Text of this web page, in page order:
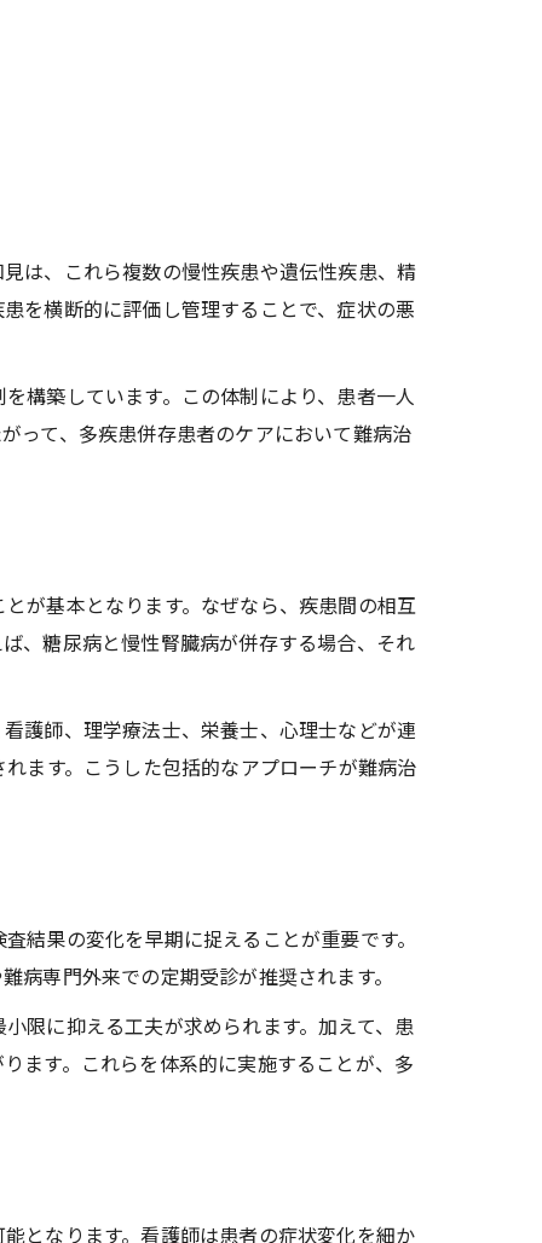
は、これら複数の慢性疾患や遺伝性疾患、精
を横断的に評価し管理することで、症状の悪
構築しています。この体制により、患者一人
って、多疾患併存患者のケアにおいて難病治
が基本となります。なぜなら、疾患間の相互
、糖尿病と慢性腎臓病が併存する場合、それ
護師、理学療法士、栄養士、心理士などが連
ます。こうした包括的なアプローチが難病治
結果の変化を早期に捉えることが重要です。
病専門外来での定期受診が推奨されます。
限に抑える工夫が求められます。加えて、患
ます。これらを体系的に実施することが、多
となります。看護師は患者の症状変化を細か